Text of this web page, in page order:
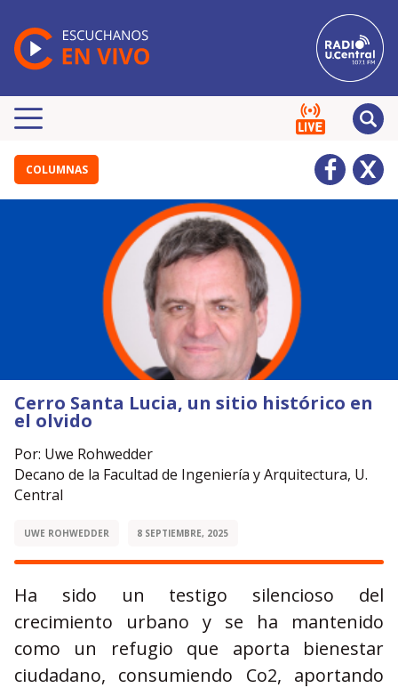
COLUMNAS
Cerro Santa Lucia, un sitio histórico en
el olvido
Por: Uwe Rohwedder
Decano de la Facultad de Ingeniería y Arquitectura, U.
Central
UWE ROHWEDDER 8 SEPTIEMBRE, 2025
Ha sido un testigo silencioso del
crecimiento urbano y se ha mantenido
como un refugio que aporta bienestar
ciudadano, consumiendo Co2, aportando